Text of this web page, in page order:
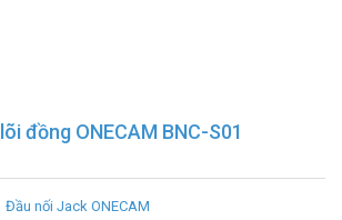
đồng ONECAM BNC-S01
Đầu nối Jack ONECAM